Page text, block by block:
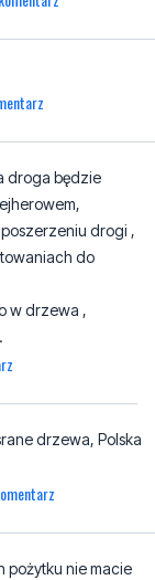
droga będzie
drogi ,
do
w drzewa ,
drzewa, Polska
nie macie
komentarz